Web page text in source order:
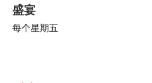
盛宴
每个星期五